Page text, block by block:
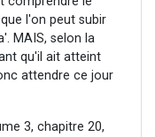
l'on peut subir
MAIS, selon la
qu'il ait atteint
attendre ce jour
3, chapitre 20,